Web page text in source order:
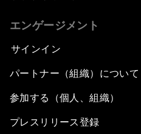
エンゲージメント
サインイン
パートナー（組織）について
参加する（個人、組織）
プレスリリース登録